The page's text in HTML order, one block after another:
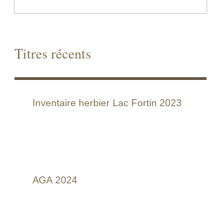
Titres récents
Inventaire herbier Lac Fortin 2023
AGA 2024